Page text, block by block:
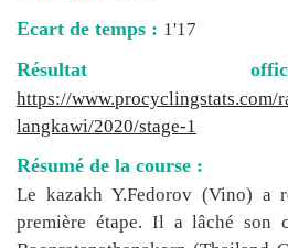
Ecart de temps : 1'17
Résultat
https://www.procyclingstats.com/
langkawi/2020/stage-1
Résumé de la course :
Le kazakh Y.Fedorov (Vino) a
première étape. Il a lâché son